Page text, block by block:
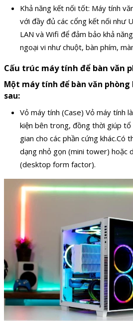
Khả năng kết nối tốt: Máy tính
với đầy đủ các cổng kết nối như
LAN và Wifi để đảm bảo khả
ngoại vi như chuột, bàn phím,
Cấu trúc máy tính để bàn văn
Một máy tính để bàn văn phòng
sau:
Vỏ máy tính (Case) Vỏ máy tính
kiện bên trong, đồng thời giúp tổ
gian cho các phần cứng khác.Có
dạng nhỏ gọn (mini tower) hoặc
(desktop form factor).